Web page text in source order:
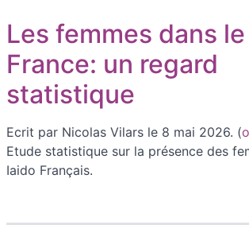
Les femmes dans
France: un regard
statistique
Ecrit par Nicolas Vilars le 8 mai 2026. (
Etude statistique sur la présence des
Iaido Français.